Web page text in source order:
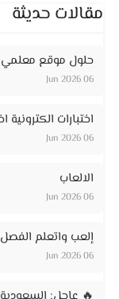
مقالات حديثة
حلول موقع معلمي
06 Jun 2026
اختبارات
06 Jun 2026
الالعاب
06 Jun 2026
إلعب واتعلم الفصل
06 Jun 2026